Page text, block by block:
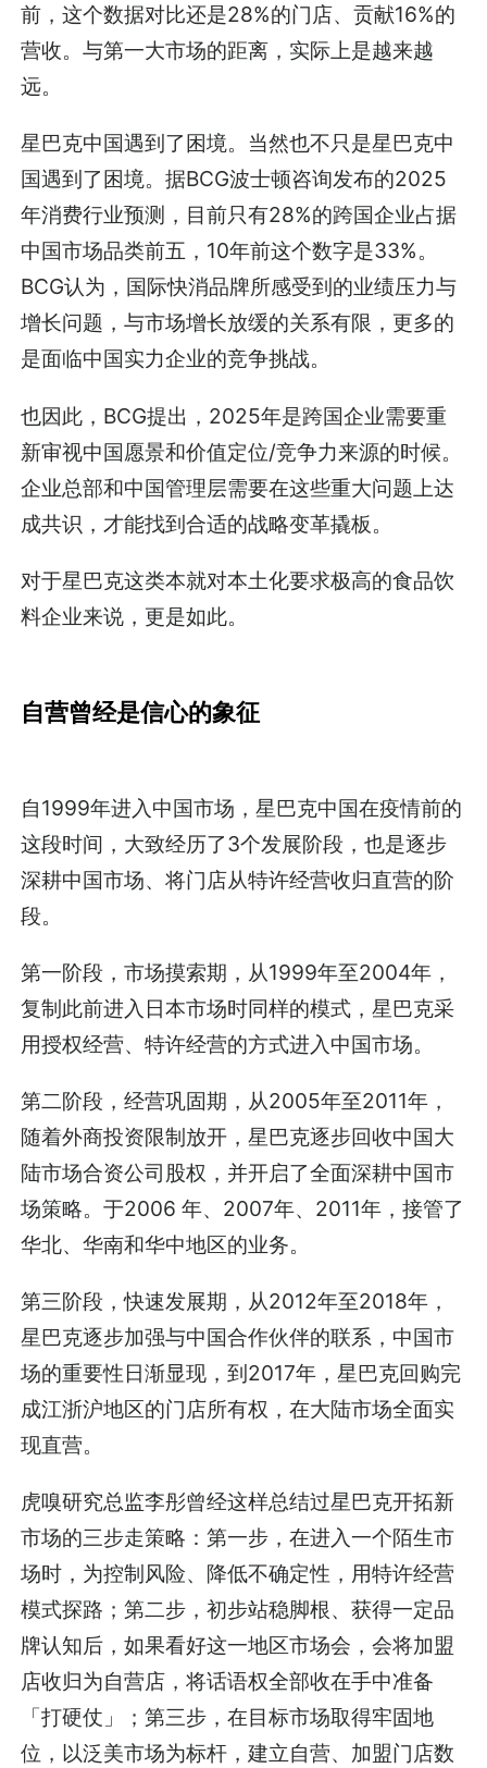
前，这个数据对比还是28%的门店、贡献16%的
营收。与第一大市场的距离，实际上是越来越
远。
星巴克中国遇到了困境。当然也不只是星巴克中
国遇到了困境。据BCG波士顿咨询发布的2025
年消费行业预测，目前只有28%的跨国企业占据
中国市场品类前五，10年前这个数字是33%。
BCG认为，国际快消品牌所感受到的业绩压力与
增长问题，与市场增长放缓的关系有限，更多的
是面临中国实力企业的竞争挑战。
也因此，BCG提出，2025年是跨国企业需要重
新审视中国愿景和价值定位/竞争力来源的时候。
企业总部和中国管理层需要在这些重大问题上达
成共识，才能找到合适的战略变革撬板。
对于星巴克这类本就对本土化要求极高的食品饮
料企业来说，更是如此。
自营曾经是信心的象征
自1999年进入中国市场，星巴克中国在疫情前的
这段时间，大致经历了3个发展阶段，也是逐步
深耕中国市场、将门店从特许经营收归直营的阶
段。
第一阶段，市场摸索期，从1999年至2004年，
复制此前进入日本市场时同样的模式，星巴克采
用授权经营、特许经营的方式进入中国市场。
第二阶段，经营巩固期，从2005年至2011年，
随着外商投资限制放开，星巴克逐步回收中国大
陆市场合资公司股权，并开启了全面深耕中国市
场策略。于2006 年、2007年、2011年，接管了
华北、华南和华中地区的业务。
第三阶段，快速发展期，从2012年至2018年，
星巴克逐步加强与中国合作伙伴的联系，中国市
场的重要性日渐显现，到2017年，星巴克回购完
成江浙沪地区的门店所有权，在大陆市场全面实
现直营。
虎嗅研究总监李彤曾经这样总结过星巴克开拓新
市场的三步走策略：第一步，在进入一个陌生市
场时，为控制风险、降低不确定性，用特许经营
模式探路；第二步，初步站稳脚根、获得一定品
牌认知后，如果看好这一地区市场会，会将加盟
店收归为自营店，将话语权全部收在手中准备
「打硬仗」；第三步，在目标市场取得牢固地
位，以泛美市场为标杆，建立自营、加盟门店数